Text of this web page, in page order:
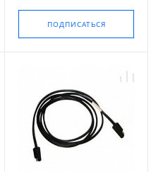
ПОДПИСАТЬСЯ